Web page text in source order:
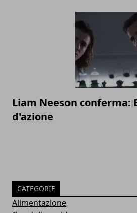
Liam Neeson conferma:
d'azione
CATEGORIE
Alimentazione